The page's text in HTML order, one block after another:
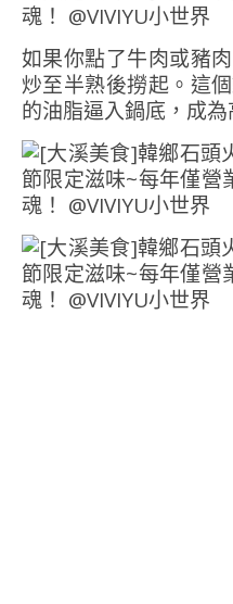
如果你點了牛肉或豬
炒至半熟後撈起。這
的油脂逼入鍋底，成為